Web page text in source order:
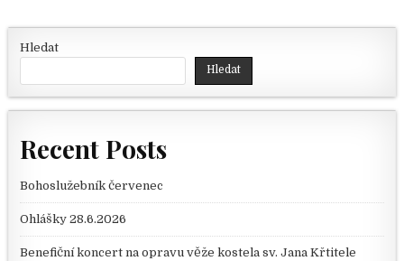
Hledat
Hledat
Recent Posts
Bohoslužebník červenec
Ohlášky 28.6.2026
Benefiční koncert na opravu věže kostela sv. Jana Křtitele